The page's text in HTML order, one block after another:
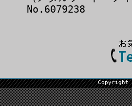
No.6079238
Copyright